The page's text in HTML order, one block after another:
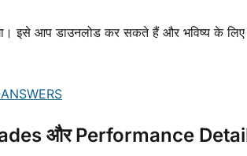
इसे आप डाउनलोड कर सकते हैं और भविष्य के लिए
और Performance